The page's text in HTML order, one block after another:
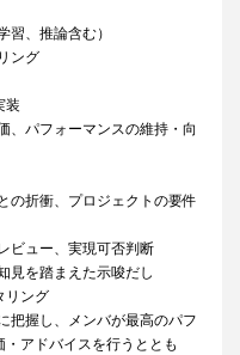
、推論含む）
ング
装
パフォーマンスの維持・向
の折衝、プロジェクトの要件
ビュー、実現可否判断
見を踏まえた示唆だし
リング
把握し、メンバが最高のパフ
アドバイスを行うととも